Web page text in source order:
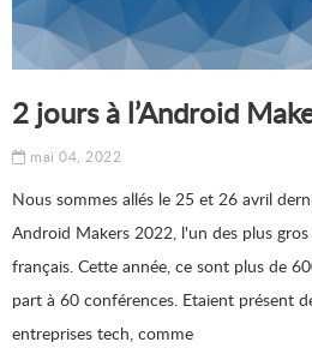
2 jours à l’Android
mai 04, 2022
Nous sommes allés le 25 et 26 avril
Android Makers 2022, l'un des plus
français. Cette année, ce sont plus de
part à 60 conférences. Etaient présent
entreprises tech, comme